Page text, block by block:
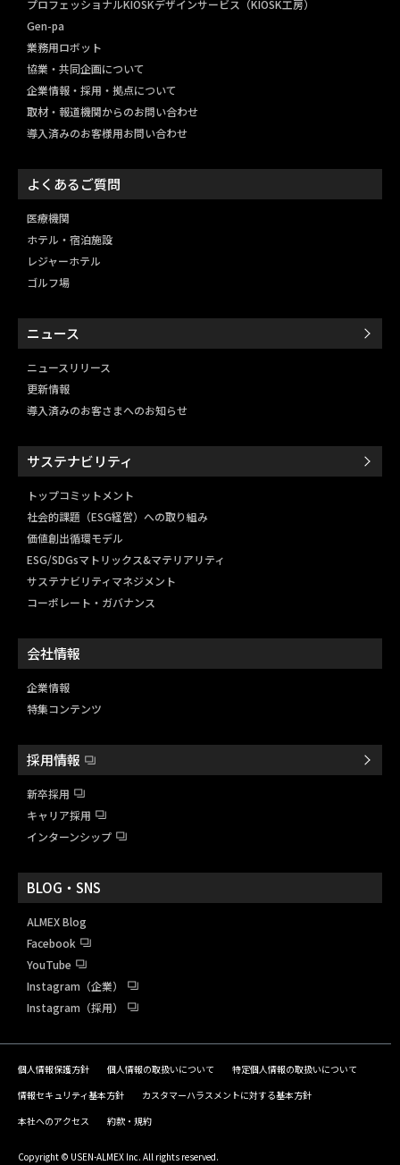
プロフェッショナルKIOSKデザインサービス（KIOSK工房）
Gen-pa
業務用ロボット
協業・共同企画について
企業情報・採用・拠点について
取材・報道機関からのお問い合わせ
導入済みのお客様用お問い合わせ
よくあるご質問
医療機関
ホテル・宿泊施設
レジャーホテル
ゴルフ場
ニュース
ニュースリリース
更新情報
導入済みのお客さまへのお知らせ
サステナビリティ
トップコミットメント
社会的課題（ESG経営） への取り組み
価値創出循環モデル
ESG/SDGsマトリックス&マテリアリティ
サステナビリティマネジメント
コーポレート・ガバナンス
会社情報
企業情報
特集コンテンツ
採用情報
新卒採用
キャリア採用
インターンシップ
BLOG・SNS
ALMEX Blog
Facebook
YouTube
Instagram（企業）
Instagram（採用）
個人情報保護方針 個人情報の取扱いについて
特定個人情報の取扱いについて
情報セキュリティ基本方針
カスタマーハラスメントに対する基本方針
本社へのアクセス
約款・規約
Copyright © USEN-ALMEX Inc. All rights reserved.